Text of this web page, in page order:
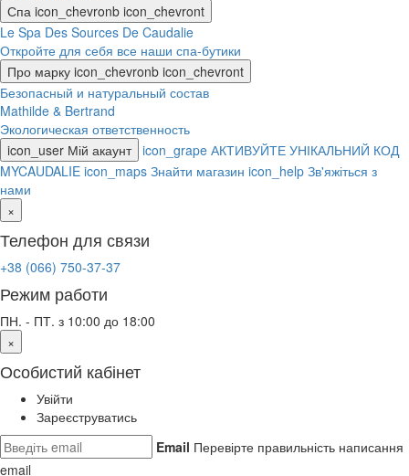
Спа icon_chevronb icon_chevront
Le Spa Des Sources De Caudalie
Откройте для себя все наши спа-бутики
Про марку icon_chevronb icon_chevront
Безопасный и натуральный состав
Mathilde & Bertrand
Экологическая ответственность
icon_user Мій акаунт icon_grape АКТИВУЙТЕ УНІКАЛЬНИЙ КОД
MYCAUDALIE icon_maps Знайти магазин icon_help Зв'яжіться з
нами
×
Телефон для связи
+38 (066) 750-37-37
Режим работи
ПН. - ПТ. з 10:00 до 18:00
×
Особистий кабінет
Увійти
Зареєструватись
Email Перевірте правильність написання
email